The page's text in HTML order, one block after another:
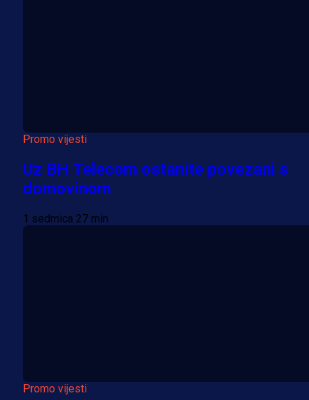
Promo vijesti
Uz BH Telecom ostanite povezani s
domovinom
1 sedmica 27 min
Promo vijesti